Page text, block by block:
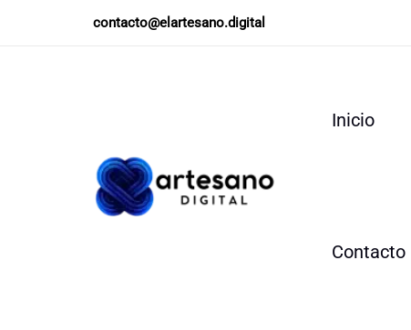
contacto@elartesano.digital
Inicio
Contacto